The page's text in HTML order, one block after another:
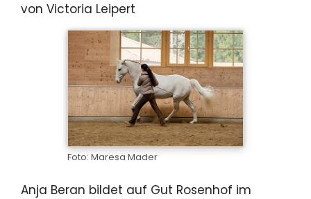
von Victoria Leipert
Foto: Maresa Mader
Anja Beran bildet auf Gut Rosenhof im